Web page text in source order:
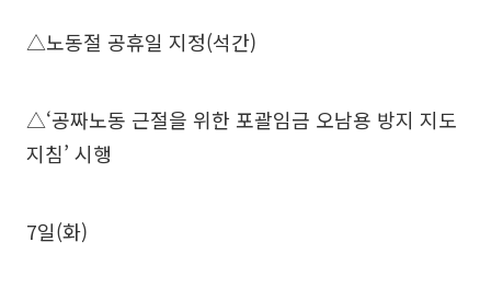
△노동절 공휴일 지정(석간)
△‘공짜노동 근절을 위한 포괄임금 오남용 방지 지도
지침’ 시행
7일(화)